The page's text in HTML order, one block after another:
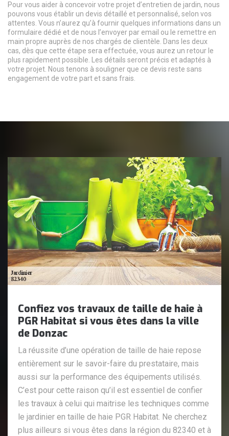
Pour vous aider à concevoir votre projet d’entretien de jardin, nous
pouvons vous établir un devis détaillé et personnalisé, selon vos
attentes. Vous n’aurez qu’à fournir quelques informations dans un
formulaire dédié et de nous l’envoyer par email ou le remettre en
main propre auprès de nos chargés de clientèle. Dans les deux
cas, dès que cette étape sera effectuée, vous aurez un retour le
plus rapidement possible. Les détails seront précis et adaptés à
votre projet. Nous tenons à souligner que ce devis reste sans
engagement de votre part et sans frais.
Confiez vos travaux de taille de haie à
PGR Habitat si vous êtes dans la ville
de Donzac
La réussite d’une opération de taille de haie repose
entièrement sur le savoir-faire du prestataire, mais
aussi sur la performance des équipements utilisés.
C’est pour cette raison qu’il est essentiel de confier
les travaux à celui qui maitrise les techniques comme
le jardinier en taille de haie PGR Habitat. Ne cherchez
plus ailleurs si vous êtes dans la région du 82340 et à